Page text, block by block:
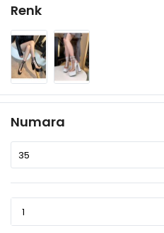
Renk
Numara